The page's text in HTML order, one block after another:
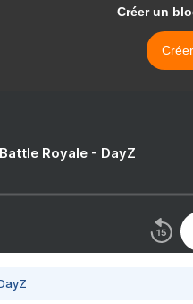
Créer un
Royale - DayZ